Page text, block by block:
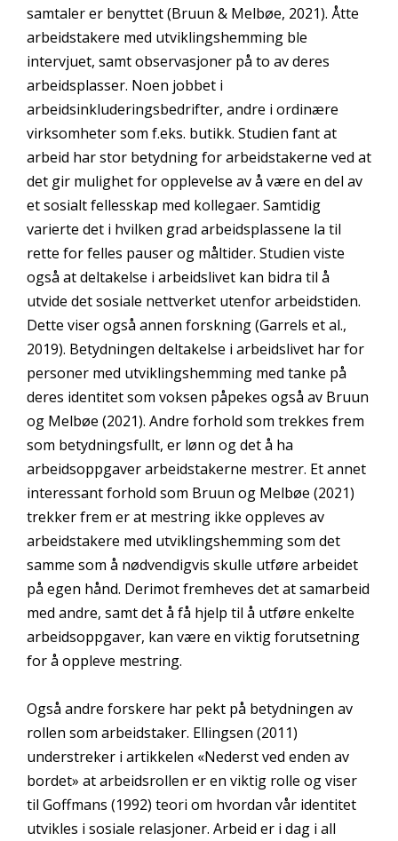
samtaler er benyttet (Bruun & Melbøe, 2021). Åtte
arbeidstakere med utviklingshemming ble
intervjuet, samt observasjoner på to av deres
arbeidsplasser. Noen jobbet i
arbeidsinkluderingsbedrifter, andre i ordinære
virksomheter som f.eks. butikk. Studien fant at
arbeid har stor betydning for arbeidstakerne ved at
det gir mulighet for opplevelse av å være en del av
et sosialt fellesskap med kollegaer. Samtidig
varierte det i hvilken grad arbeidsplassene la til
rette for felles pauser og måltider. Studien viste
også at deltakelse i arbeidslivet kan bidra til å
utvide det sosiale nettverket utenfor arbeidstiden.
Dette viser også annen forskning (Garrels et al.,
2019). Betydningen deltakelse i arbeidslivet har for
personer med utviklingshemming med tanke på
deres identitet som voksen påpekes også av Bruun
og Melbøe (2021). Andre forhold som trekkes frem
som betydningsfullt, er lønn og det å ha
arbeidsoppgaver arbeidstakerne mestrer. Et annet
interessant forhold som Bruun og Melbøe (2021)
trekker frem er at mestring ikke oppleves av
arbeidstakere med utviklingshemming som det
samme som å nødvendigvis skulle utføre arbeidet
på egen hånd. Derimot fremheves det at samarbeid
med andre, samt det å få hjelp til å utføre enkelte
arbeidsoppgaver, kan være en viktig forutsetning
for å oppleve mestring.
Også andre forskere har pekt på betydningen av
rollen som arbeidstaker. Ellingsen (2011)
understreker i artikkelen «Nederst ved enden av
bordet» at arbeidsrollen er en viktig rolle og viser
til Goffmans (1992) teori om hvordan vår identitet
utvikles i sosiale relasjoner. Arbeid er i dag i all